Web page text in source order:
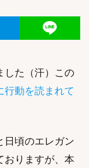
した（汗）この
行動を読まれて
日頃のエレガン
おりますが、本